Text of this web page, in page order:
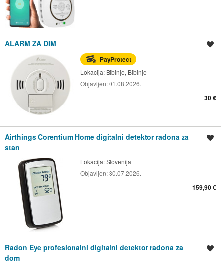
ALARM ZA DIM
PayProtect
Lokacija: Bibinje, Bibinje
Objavljen:01.08.2026.
30 €
Airthings Corentium Home digitalni detektor radona za
stan
Lokacija:Slovenija
Objavljen:30.07.2026.
159,90 €
Radon Eye profesionalni digitalni detektor radona za
dom